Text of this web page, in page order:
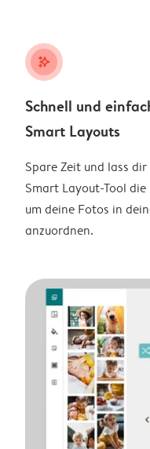
stars_plus
Schnell und
Smart Layouts
Spare Zeit und lass
Smart Layout-Tool
um deine Fotos in
anzuordnen.